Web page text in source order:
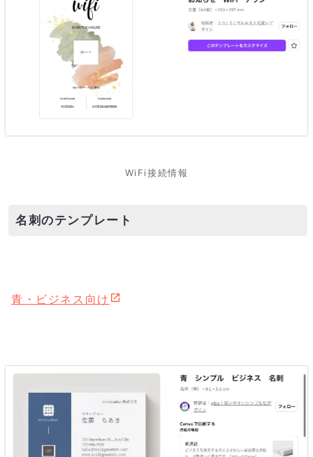
WiFi接続情報
名刺のテンプレート
青・ビジネス向け